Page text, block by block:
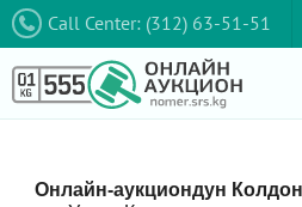
Call Center: (312) 63-51-51
Онлайн-аукциондун